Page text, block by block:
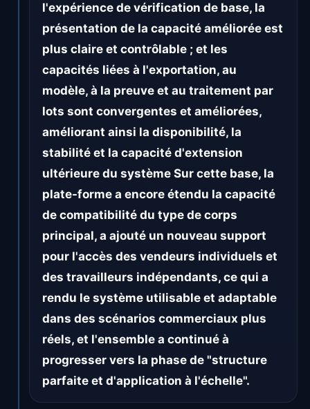
l'expérience de vérification de base, la
présentation de la capacité améliorée est
plus claire et contrôlable ; et les
capacités liées à l'exportation, au
modèle, à la preuve et au traitement par
lots sont convergentes et améliorées,
améliorant ainsi la disponibilité, la
stabilité et la capacité d'extension
ultérieure du système Sur cette base, la
plate-forme a encore étendu la capacité
de compatibilité du type de corps
principal, a ajouté un nouveau support
pour l'accès des vendeurs individuels et
des travailleurs indépendants, ce qui a
rendu le système utilisable et adaptable
dans des scénarios commerciaux plus
réels, et l'ensemble a continué à
progresser vers la phase de "structure
parfaite et d'application à l'échelle".